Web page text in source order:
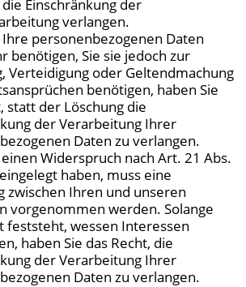
Einschränkung der
verlangen.
personenbezogenen Daten
benötigen, Sie sie jedoch zur
Verteidigung oder Geltendmachung
benötigen, haben Sie
statt der Löschung die
der Verarbeitung Ihrer
Daten zu verlangen.
Widerspruch nach Art. 21 Abs.
haben, muss eine
zwischen Ihren und unseren
vorgenommen werden. Solange
feststeht, wessen Interessen
haben Sie das Recht, die
der Verarbeitung Ihrer
Daten zu verlangen.